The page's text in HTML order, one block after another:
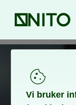
Forsiden
Vi bru­­­ker